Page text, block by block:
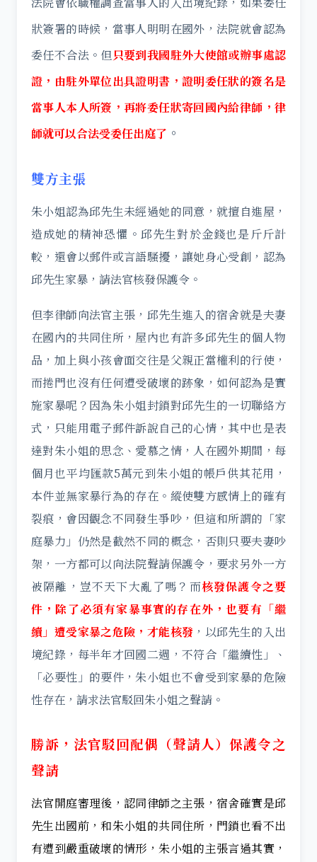
狀簽署的時候，當事人明明在國外，法院就會認為
委任不合法。但只要到我國駐外大使館或辦事處認
證，由駐外單位出具證明書，證明委任狀的簽名是
當事人本人所簽，再將委任狀寄回國內給律師，律
師就可以合法受委任出庭了 。
雙方主張
朱小姐認為邱先生未經過她的同意，就擅自進屋，
造成她的精神恐懼。邱先生對於金錢也是斤斤計
較，還會以郵件或言語騷擾，讓她身心受創，認為
邱先生家暴，請法官核發保護令。
但李律師向法官主張，邱先生進入的宿舍就是夫妻
在國內的共同住所，屋內也有許多邱先生的個人物
品，加上與小孩會面交往是父親正當權利的行使，
而捲門也沒有任何遭受破壞的跡象，如何認為是實
施家暴呢？因為朱小姐封鎖對邱先生的一切聯絡方
式，只能用電子郵件訴說自己的心情，其中也是表
達對朱小姐的思念、愛慕之情，人在國外期間，每
個月也平均匯款5萬元到朱小姐的帳戶供其花用，
本件並無家暴行為的存在。縱使雙方感情上的確有
裂痕，會因觀念不同發生爭吵，但這和所謂的「家
庭暴力」仍然是截然不同的概念，否則只要夫妻吵
架，一方都可以向法院聲請保護令，要求另外一方
被隔離，豈不天下大亂了嗎？而核發保護令之要
件，除了必須有家暴事實的存在外，也要有「繼
續」遭受家暴之危險，才能核發 ，以邱先生的入出
境紀錄，每半年才回國二週，不符合「繼續性」、
「必要性」的要件，朱小姐也不會受到家暴的危險
性存在，請求法官駁回朱小姐之聲請。
勝訴，法官駁回配偶（聲請人）保護令之
聲請
法官開庭審理後，認同律師之主張，宿舍確實是邱
先生出國前，和朱小姐的共同住所，門鎖也看不出
有遭到嚴重破壞的情形，朱小姐的主張言過其實，